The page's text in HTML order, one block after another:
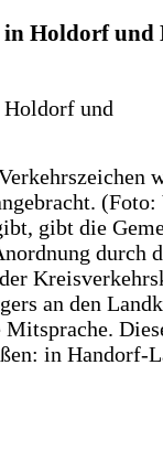
in Holdorf
gibt die
durch
an den
in Handorf-